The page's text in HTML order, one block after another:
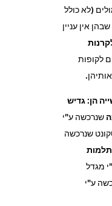
(לא כולל
אין עניין
לקופות
הן: גדיש
שנרכשה ע"י
שנרכשה
מגדל
ע"י